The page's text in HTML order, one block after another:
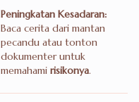
Peningkatan Kesadaran:
Baca cerita dari mantan
pecandu atau tonton
dokumenter untuk
memahami risikonya.